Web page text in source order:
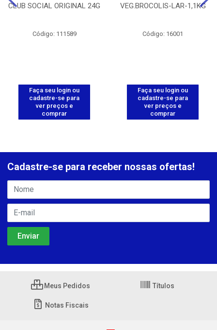
CLUB SOCIAL ORIGINAL 24G
Código: 111589
Faça seu login ou
cadastre-se para
ver preços e
comprar
VEG.BROCOLIS-LAR-1,1KG
Código: 16001
Faça seu login ou
cadastre-se para
ver preços e
comprar
Cadastre-se para receber nossas ofertas!
Meus Pedidos Títulos
Notas Fiscais